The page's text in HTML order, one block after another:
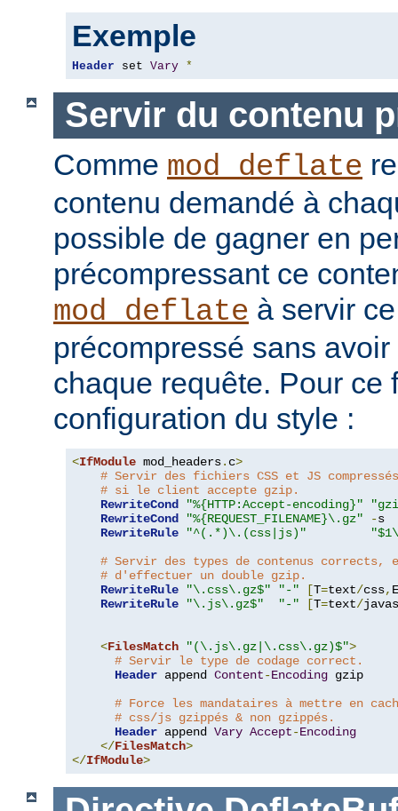
Exemple
Header set Vary *
Servir du contenu
Comme mod_deflate
contenu demandé à
possible de gagner en
précompressant ce
mod_deflate à servir
précompressé sans
chaque requête. Pour ce
configuration du style :
<IfModule mod_headers. c>
# Servir des fichiers CSS et JS
# si le client accepte gzip.
RewriteCond
"%{HTTP:Accept-encoding}"
RewriteCond
"%{REQUEST_FILENAME}\.gz" -s
RewriteRule
"^(.*)\.(css|js)"
# Servir des types de contenus corrects,
# d'effectuer un double gzip.
RewriteRule
"\.css\.gz$" "-" [T=text/css, E
RewriteRule
"\.js\.gz$" "-" [T=text/
<FilesMatch "(\.js\.gz|\.css\.gz)$">
# Servir le type de codage correct.
Header append Content-Encoding gzip
# Force les mandataires à mettre en
# css/js gzippés & non gzippés.
Header append Vary Accept-Encoding
</FilesMatch>
</IfModule>